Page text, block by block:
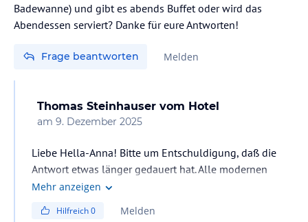
Badewanne) und gibt es abends Buffet oder wird das
Abendessen serviert? Danke für eure Antworten!
Frage beantworten Melden
Thomas Steinhauser vom Hotel
am 9. Dezember 2025
Liebe Hella-Anna! Bitte um Entschuldigung, daß die
Antwort etwas länger gedauert hat. Alle modernen
Zimmer der Kategorien "M" und "L" sowie die Suiten
verfügen über teils Badewannen oder Duschen. Das
Mehr anzeigen
Hilfreich0 Melden